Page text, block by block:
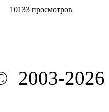
10133 просмотров
2003-2026